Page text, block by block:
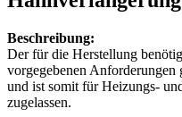
Beschreibung:
Der für die Herstellung
vorgegebenen
und ist somit für Heizungs-
zugelassen.